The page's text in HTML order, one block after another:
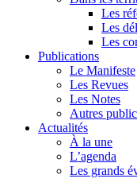
Les
Les
Les
Publications
Le Manifeste
Les Revues
Les Notes
Autres
Actualités
À la une
L’agenda
Les grands